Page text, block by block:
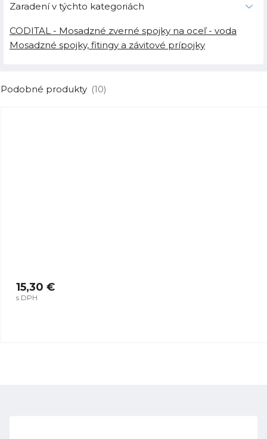
Zaradení v týchto kategoriách
CODITAL - Mosadzné zverné spojky na oceľ - voda
Mosadzné spojky, fitingy a závitové prípojky
Podobné produkty (10)
15,30 €
s DPH